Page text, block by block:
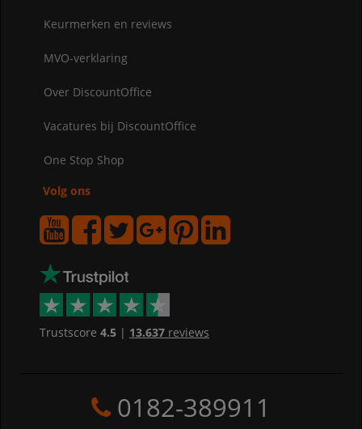
Keurmerken en reviews
MVO-verklaring
Over DiscountOffice
Vacatures bij DiscountOffice
One Stop Shop
Volg ons
Trustscore 4.5| 13.637reviews
0182-389911